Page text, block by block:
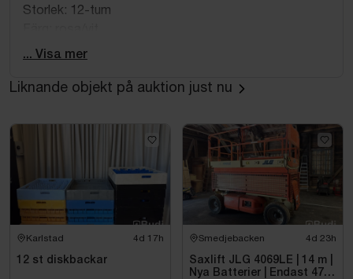
Storlek: 12-tum
Justerbar sadelhöjd.
Mått emballage:
... Visa mer
Liknande objekt på auktion just nu
Karlstad 4d 17h
12 st diskbackar
Smedjebacken 4d 23h
Saxlift JLG 4069LE | 14 m |
Nya Batterier | Endast 475